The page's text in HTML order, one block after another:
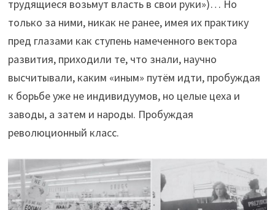
трудящиеся возьмут власть в свои руки»)… Но
только за ними, никак не ранее, имея их практику
пред глазами как ступень намеченного вектора
развития, приходили те, что знали, научно
высчитывали, каким «иным» путём идти, пробуждая
к борьбе уже не индивидуумов, но целые цеха и
заводы, а затем и народы. Пробуждая
революционный класс.